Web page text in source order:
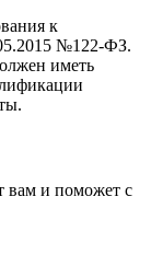
к
№122-ФЗ.
иметь
вам и поможет с